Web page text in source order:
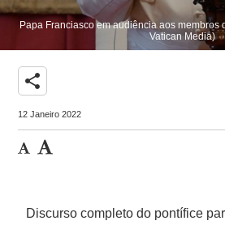
Papa Franciasco em audiência aos membros
Vatican Media)
share
12 Janeiro 2022
Discurso completo do pontífice